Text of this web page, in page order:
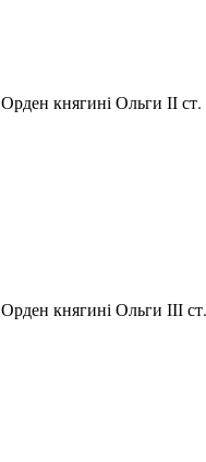
Орден княгині Ольги ІІ ст.
Орден княгині Ольги ІІІ ст.